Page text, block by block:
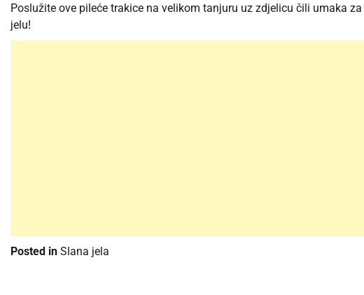
Poslužite ove pileće trakice na velikom tanjuru uz zdjelicu čili umaka
jelu!
Posted in Slana jela